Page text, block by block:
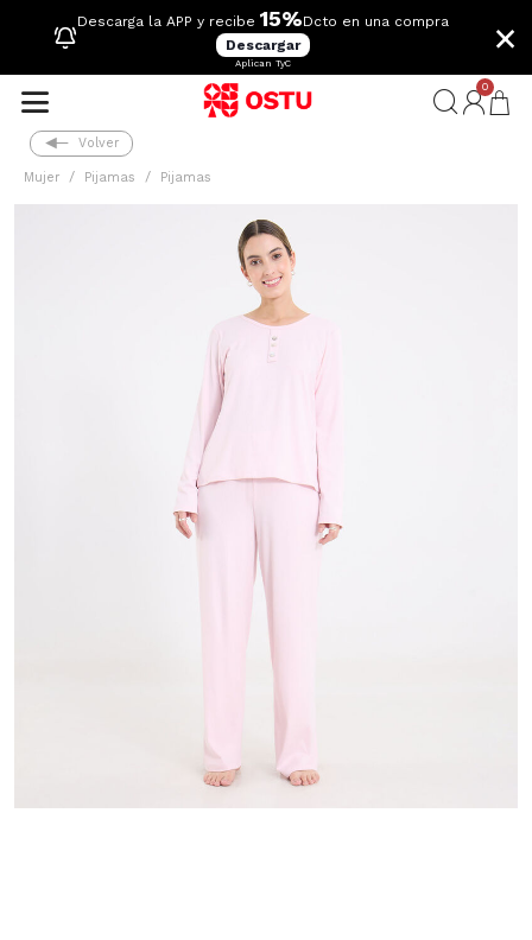
Descarga la APP y recibe 15%Dcto en una compra
Descargar
Aplican TyC
×
0
Volver
Mujer Pijamas Pijamas